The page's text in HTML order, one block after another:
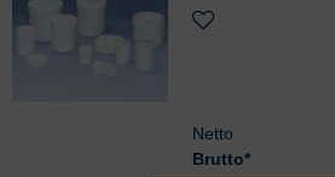
Netto
Brutto*